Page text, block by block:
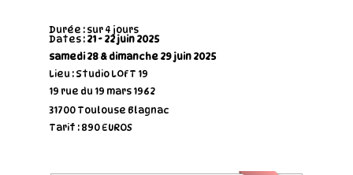
Durée : sur 4 jours
Dates : 21 - 22 juin 2025
samedi 28 & dimanche 29 juin 2025
Lieu : Studio LOFT 19
19 rue du 19 mars 1962
31700 Toulouse Blagnac
Tarif : 890 EUROS